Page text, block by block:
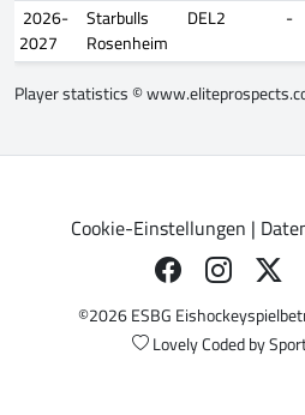
2026-
2027
Starbulls
Rosenheim
DEL2 -
Player statistics ©
Cookie-Einstellungen |
©2026 ESBG
Lovely Coded by